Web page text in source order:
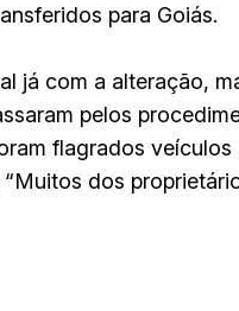
para Goiás.
já com a alteração,
pelos
flagrados
dos